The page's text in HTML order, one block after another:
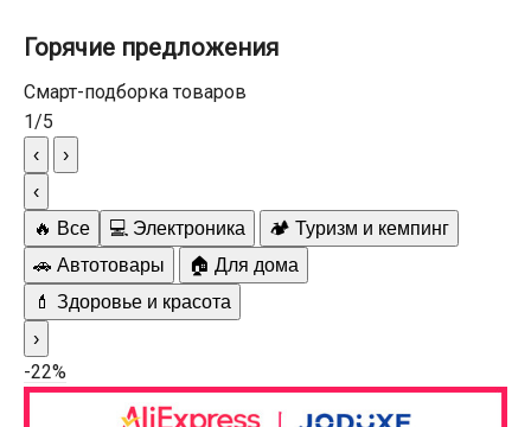
Горячие предложения
Смарт-подборка товаров
1/5
‹
›
‹
🔥 Все
💻 Электроника
🏕️ Туризм и кемпинг
🚗 Автотовары
🏠 Для дома
💄 Здоровье и красота
›
-22%